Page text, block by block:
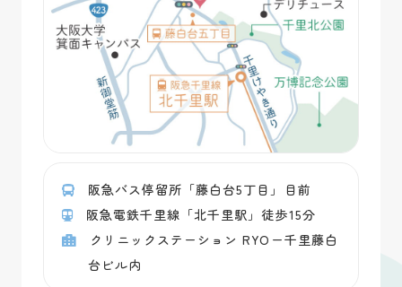
阪急バス停留所「藤白台5丁目」目前
阪急電鉄千里線「北千里駅」徒歩15分
クリニックステーション RYOー千里藤白
台ビル内